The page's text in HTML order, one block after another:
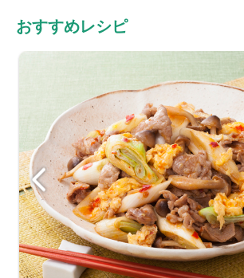
おすすめレシピ